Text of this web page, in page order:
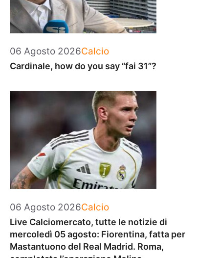
06 Agosto 2026Categorie
Calcio
Cardinale, how do you say “fai 31”?
06 Agosto 2026Categorie
Calcio
Live Calciomercato, tutte le notizie di
mercoledì 05 agosto: Fiorentina, fatta per
Mastantuono del Real Madrid. Roma,